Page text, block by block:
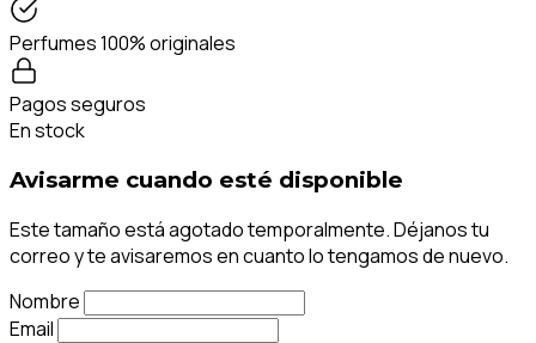
Perfumes 100% originales
Pagos seguros
En stock
Avisarme cuando esté disponible
Este tamaño está agotado temporalmente. Déjanos tu
correo y te avisaremos en cuanto lo tengamos de nuevo.
Nombre
Email